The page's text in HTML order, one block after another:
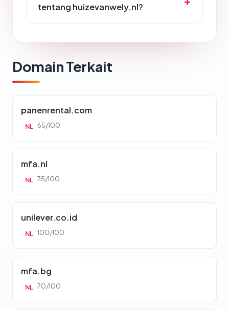
tentang huizevanwely.nl?
Domain Terkait
panenrental.com
NL 65/100
mfa.nl
NL 75/100
unilever.co.id
NL 100/100
mfa.bg
NL 70/100